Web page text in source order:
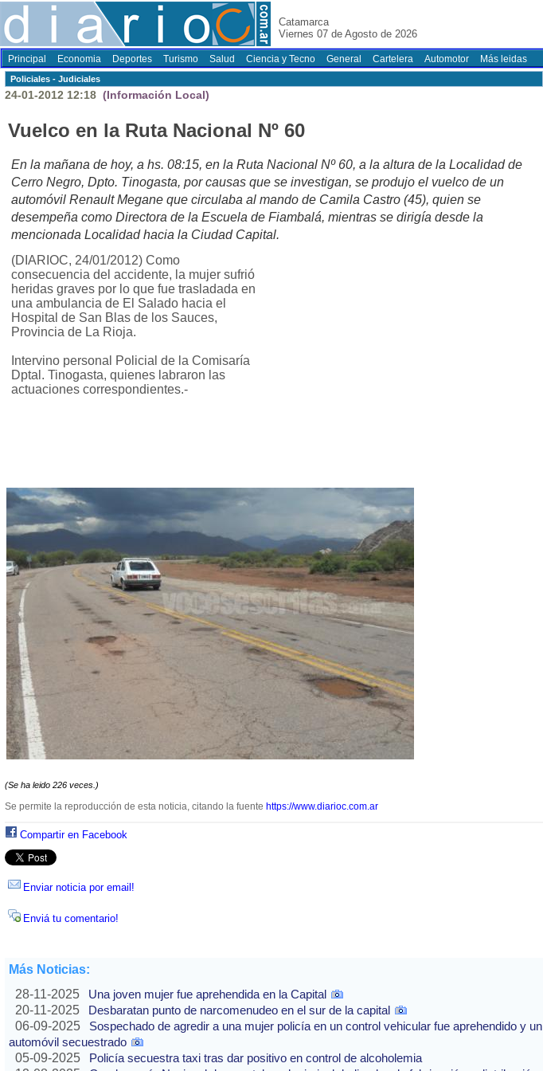
Catamarca
Viernes 07 de Agosto de 2026
Principal Economia Deportes Turismo Salud Ciencia y Tecno General Cartelera Automotor Más leidas
Policiales - Judiciales
24-01-2012 12:18 (Información Local)
Vuelco en la Ruta Nacional Nº 60
En la mañana de hoy, a hs. 08:15, en la Ruta Nacional Nº 60, a la altura de la Localidad de
Cerro Negro, Dpto. Tinogasta, por causas que se investigan, se produjo el vuelco de un
automóvil Renault Megane que circulaba al mando de Camila Castro (45), quien se
desempeña como Directora de la Escuela de Fiambalá, mientras se dirigía desde la
mencionada Localidad hacia la Ciudad Capital.
(DIARIOC, 24/01/2012) Como
consecuencia del accidente, la mujer sufrió
heridas graves por lo que fue trasladada en
una ambulancia de El Salado hacia el
Hospital de San Blas de los Sauces,
Provincia de La Rioja.
Intervino personal Policial de la Comisaría
Dptal. Tinogasta, quienes labraron las
actuaciones correspondientes.-
(Se ha leido 226 veces.)
Se permite la reproducción de esta noticia, citando la fuente https://www.diarioc.com.ar
Compartir en Facebook
Enviar noticia por email!
Enviá tu comentario!
Más Noticias:
28-11-2025
Una joven mujer fue aprehendida en la Capital
20-11-2025
Desbaratan punto de narcomenudeo en el sur de la capital
06-09-2025
Sospechado de agredir a una mujer policía en un control vehicular fue aprehendido y un
automóvil secuestrado
05-09-2025
Policía secuestra taxi tras dar positivo en control de alcoholemia